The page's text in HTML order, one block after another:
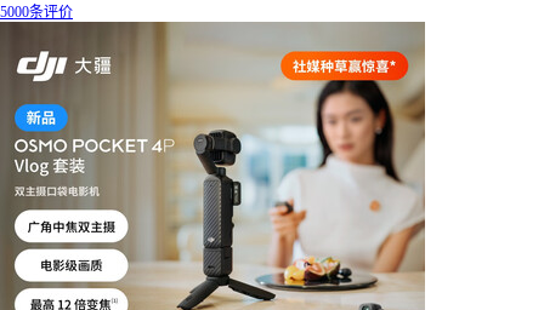
5000条评价